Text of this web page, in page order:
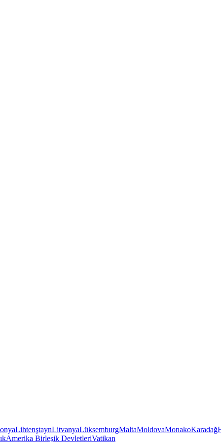
LihtenştaynLitvanyaLüksemburgMaltaMoldovaMonakoKaradağ
Amerika Birleşik DevletleriVatikan